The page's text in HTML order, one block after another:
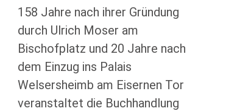
158 Jahre nach ihrer Gründung
durch Ulrich Moser am
Bischofplatz und 20 Jahre nach
dem Einzug ins Palais
Welsersheimb am Eisernen Tor
veranstaltet die Buchhandlung